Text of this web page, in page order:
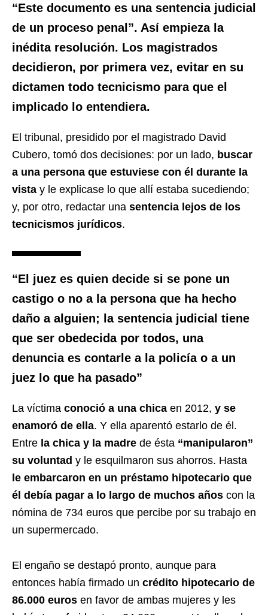
“Este documento es una sentencia judicial
de un proceso penal”. Así empieza la
inédita resolución. Los magistrados
decidieron, por primera vez, evitar en su
dictamen todo tecnicismo para que el
implicado lo entendiera.
El tribunal, presidido por el magistrado David
Cubero, tomó dos decisiones: por un lado, buscar
a una persona que estuviese con él durante la
vista y le explicase lo que allí estaba sucediendo;
y, por otro, redactar una sentencia lejos de los
tecnicismos jurídicos.
“El juez es quien decide si se pone un
castigo o no a la persona que ha hecho
daño a alguien; la sentencia judicial tiene
que ser obedecida por todos, una
denuncia es contarle a la policía o a un
juez lo que ha pasado”
La víctima conoció a una chica en 2012, y se
enamoró de ella. Y ella aparentó estarlo de él.
Entre la chica y la madre de ésta “manipularon”
su voluntad y le esquilmaron sus ahorros. Hasta
le embarcaron en un préstamo hipotecario que
él debía pagar a lo largo de muchos años con la
nómina de 734 euros que percibe por su trabajo en
un supermercado.
El engaño se destapó pronto, aunque para
entonces había firmado un crédito hipotecario de
86.000 euros en favor de ambas mujeres y les